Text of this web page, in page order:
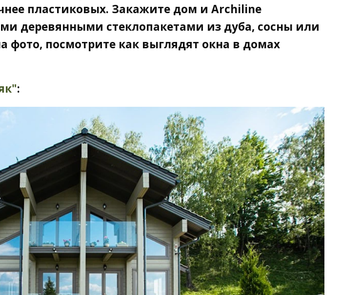
пластиковых. Закажите дом и Archiline
деревянными стеклопакетами из дуба, сосны или
посмотрите как выглядят окна в домах
: